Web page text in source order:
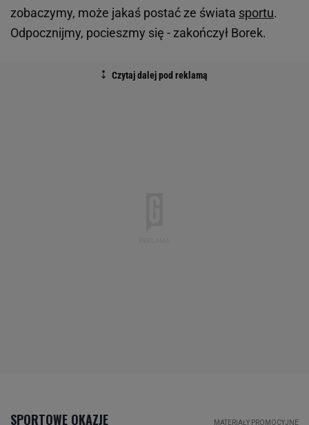
zobaczymy, może jakaś postać ze świata sportu.
Odpocznijmy, pocieszmy się - zakończył Borek.